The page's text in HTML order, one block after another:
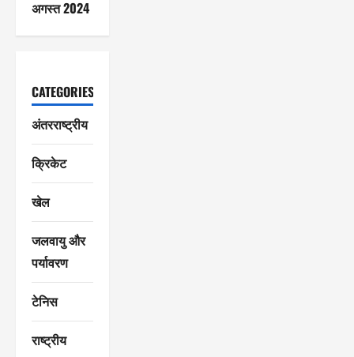
अगस्त 2024
CATEGORIES
अंतरराष्ट्रीय
क्रिकेट
खेल
जलवायु और
पर्यावरण
टेनिस
राष्ट्रीय